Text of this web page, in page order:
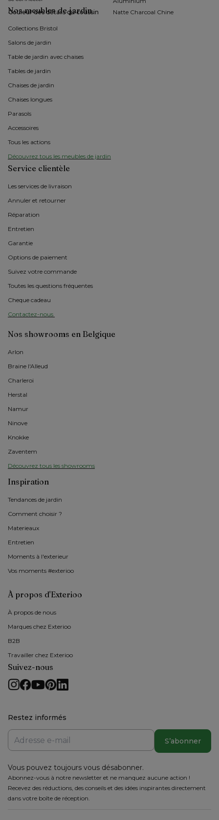
Couleur des détails du coussin
Natte Charcoal Chine
Nos meubles de jardin
Collections Bristol
Salons de jardin
Table de jardin avec chaises
Tables de jardin
Chaises de jardin
Chaises longues
Parasols
Accessoires
Tous les actions
Découvrez tous les meubles de jardin
Service clientèle
Les services de livraison
Annuler et retourner
Réparation
Entretien
Garantie
Options de paiement
Suivez votre commande
Toutes les questions fréquentes
Cheque cadeau
Contactez-nous
Nos showrooms en Belgique
Arlon
Braine l'Alleud
Charleroi
Herstal
Namur
Ninove
Knokke
Zaventem
Découvrez tous les showrooms
Inspiration
Tendances de jardin
Comment choisir ?
Materieaux
Entretien
Moments à l'exterieur
Vos moments #exterioo
À propos d'Exterioo
À propos de nous
Marques chez Exterioo
B2B
Travailler chez Exterioo
Suivez-nous
Restez informés
S’abonner
Vous pouvez toujours vous désabonner.
Abonnez-vous à notre newsletter et ne manquez aucune action !
Recevez des réductions, des conseils et des idées inspirantes directement
dans votre boîte de réception.